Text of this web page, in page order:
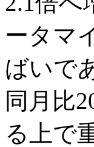
ータマ
ばいで
同月比
る上で